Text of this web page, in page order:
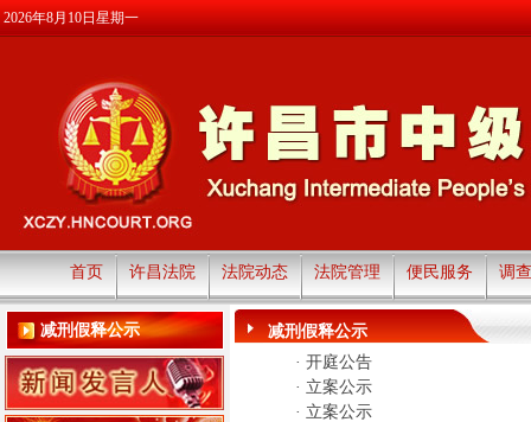
2026年8月10日星期一
首页 许昌法院 法院动态 法院管理 便民服务 调
减刑假释公示
减刑假释公示
· 开庭公告
· 立案公示
· 立案公示